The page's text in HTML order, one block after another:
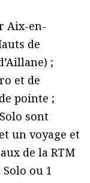
Aix-en-
de
;
et de
pointe ;
sont
un voyage et
de la RTM
ou 1